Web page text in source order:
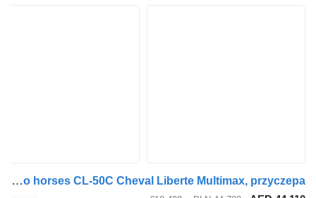
Cheval Liberté Trailer for two horses CL-50C Cheval Liberte Multimax, przyczepa